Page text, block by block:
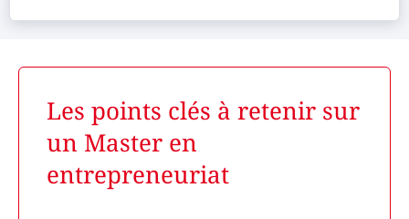
Les points clés à retenir sur
un Master en
entrepreneuriat